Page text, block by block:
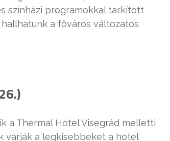
színházi programokkal tarkított
a főváros változatos
a Thermal Hotel Visegrád melletti
várják a legkisebbeket a hotel